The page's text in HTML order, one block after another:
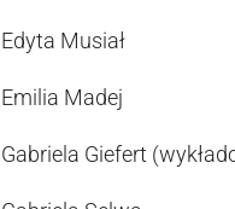
Edyta Musiał
Emilia Madej
Gabriela Giefert